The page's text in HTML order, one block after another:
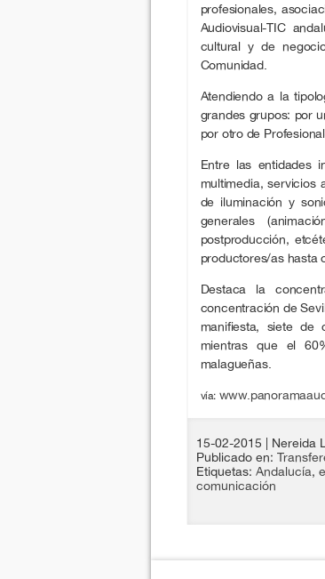
profesionales,
Audiovisual-TIC
cultural y de
Comunidad.
Atendiendo a la
grandes grupos: por
por otro de
Entre las entidades
multimedia, servicios
de iluminación y
generales
postproducción,
productores/as hasta
Destaca la
concentración de
manifiesta, siete de
mientras que el
malagueñas.
vía:
15-02-2015
| Nereida
Publicado en:
Etiquetas: Andalucía,
comunicación